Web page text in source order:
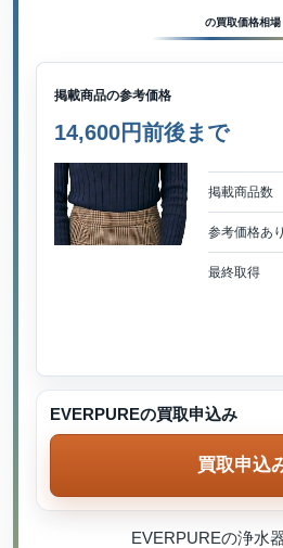
の買取価格相場
掲載商品の参考価格
14,600円前後まで
掲載商品数
参考価格あり
最終取得
EVERPUREの浄水
EVERPUREの買取申込み
買取申込